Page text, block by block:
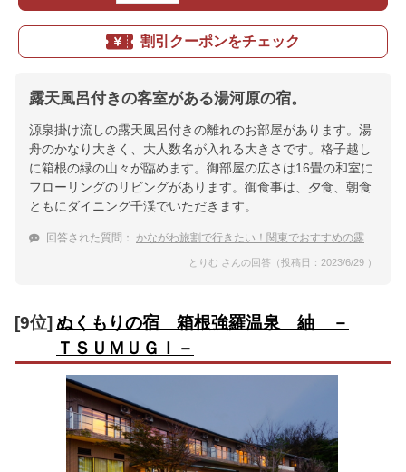
割引クーポンをチェック
露天風呂付きの客室がある湯河原の宿。
源泉掛け流しの露天風呂付きの離れのお部屋があります。湯
舟のかなり大きく、大人数名が入れる大きさです。格子越し
に箱根の緑の山々が臨めます。御部屋の広さは16畳の和室に
フローリングのリビングがあります。御食事は、夕食、朝食
ともにダイニング千渓でいただきます。
回答された質問： かながわ旅割で行きたい！関東でおすすめの露天風呂付き客室の温泉宿を教えて！
とりむ さんの回答（投稿日：2023/6/29 ）
[9位] ぬくもりの宿 箱根強羅温泉 紬 －
ＴＳＵＭＵＧＩ－